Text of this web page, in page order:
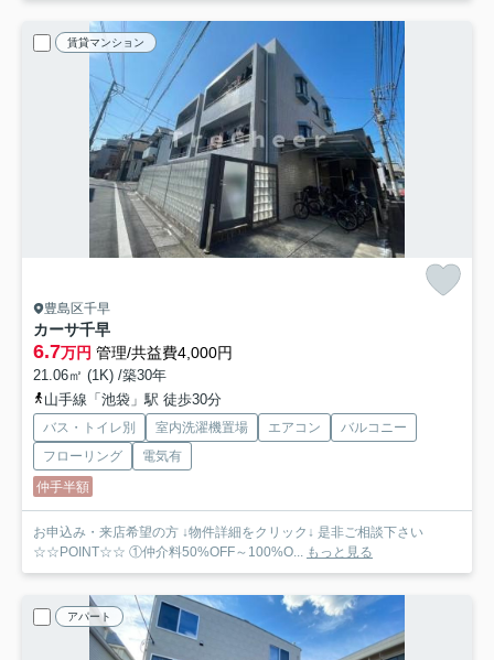
賃貸マンション
豊島区千早
カーサ千早
6.7万円 管理/共益費4,000円
21.06㎡ (1K) /築30年
山手線「池袋」駅 徒歩30分
バス・トイレ別 室内洗濯機置場 エアコン
バルコニー
フローリング
電気有
仲手半額
お申込み・来店希望の方 ↓物件詳細をクリック↓ 是非ご相談下さい
☆☆POINT☆☆ ①仲介料50%OFF～100%O... もっと見る
アパート